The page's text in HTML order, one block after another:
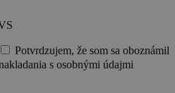
Potvrdzujem, že som sa oboznámil
s osobnými údajmi